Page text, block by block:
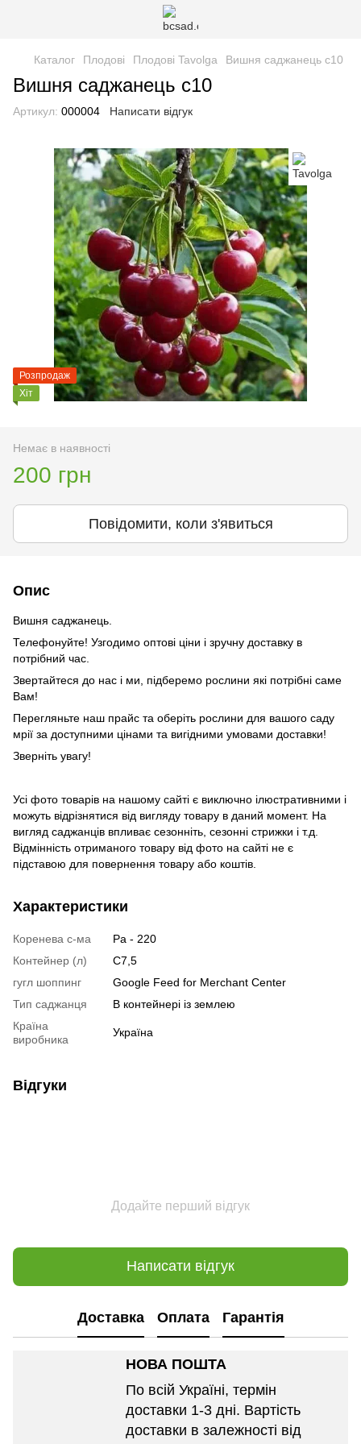
Каталог Плодові Плодові Tavolga Вишня саджанець с10
Вишня саджанець с10
Артикул: 000004 Написати відгук
Розпродаж
Хіт
Немає в наявності
200 грн
Повідомити, коли з'явиться
Опис
Вишня саджанець.
Телефонуйте! Узгодимо оптові ціни і зручну доставку в
потрібний час.
Звертайтеся до нас і ми, підберемо рослини які потрібні саме
Вам!
Перегляньте наш прайс та оберіть рослини для вашого саду
мрії за доступними цінами та вигідними умовами доставки!
Зверніть увагу!
Усі фото товарів на нашому сайті є виключно ілюстративними і
можуть відрізнятися від вигляду товару в даний момент. На
вигляд саджанців впливає сезонніть, сезонні стрижки і т.д.
Відмінність отриманого товару від фото на сайті не є
підставою для повернення товару або коштів.
Характеристики
Коренева с-ма
Ра - 220
Контейнер (л)
C7,5
гугл шоппинг
Google Feed for Merchant Center
Тип саджанця
В контейнері із землею
Країна
виробника
Україна
Відгуки
Додайте перший відгук
Написати відгук
Доставка Оплата Гарантія
НОВА ПОШТА
По всій Україні, термін
доставки 1-3 дні. Вартість
доставки в залежності від